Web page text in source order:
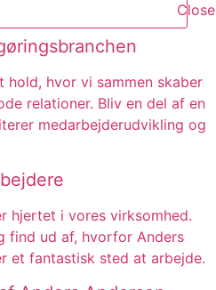
hvor vi sammen skaber
relationer. Bliv en del af en
medarbejderudvikling og
hjertet i vores virksomhed.
find ud af, hvorfor Anders
et fantastisk sted at arbejde.